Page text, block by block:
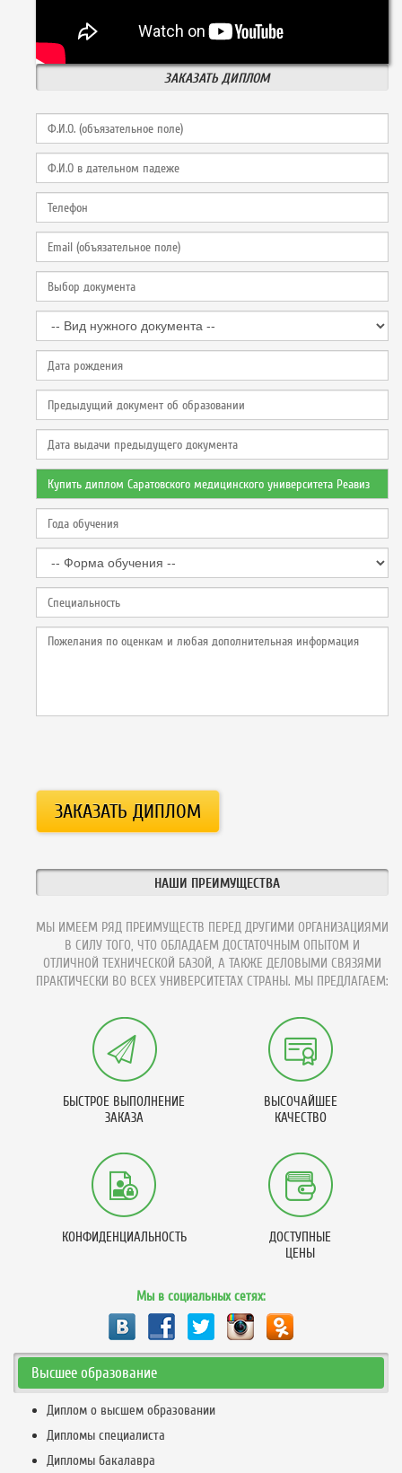
ЗАКАЗАТЬ ДИПЛОМ
НАШИ ПРЕИМУЩЕСТВА
МЫ ИМЕЕМ РЯД ПРЕИМУЩЕСТВ ПЕРЕД ДРУГИМИ ОРГАНИЗАЦИЯМИ
В СИЛУ ТОГО, ЧТО ОБЛАДАЕМ ДОСТАТОЧНЫМ ОПЫТОМ И
ОТЛИЧНОЙ ТЕХНИЧЕСКОЙ БАЗОЙ, А ТАКЖЕ ДЕЛОВЫМИ СВЯЗЯМИ
ПРАКТИЧЕСКИ ВО ВСЕХ УНИВЕРСИТЕТАХ СТРАНЫ. МЫ ПРЕДЛАГАЕМ:
БЫСТРОЕ ВЫПОЛНЕНИЕ
ЗАКАЗА
ВЫСОЧАЙШЕЕ
КАЧЕСТВО
КОНФИДЕНЦИАЛЬНОСТЬ
ДОСТУПНЫЕ
ЦЕНЫ
Мы в социальных сетях:
Высшее образование
Диплом о высшем образовании
Дипломы специалиста
Дипломы бакалавра